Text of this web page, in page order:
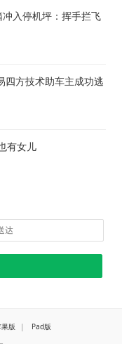
入停机坪：挥手拦飞
四方技术助车主成功逃
有女儿
版 | Pad版